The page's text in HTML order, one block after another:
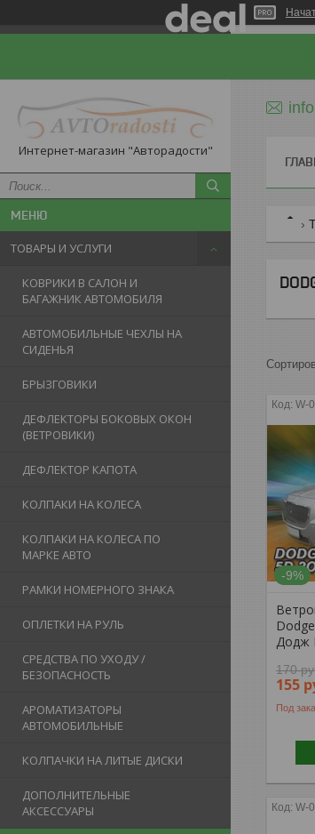
Интернет-магазин "Авторадости"
ТОВАРЫ И УСЛУГИ
КОВРИКИ В САЛОН И
БАГАЖНИК АВТОМОБИЛЯ
АВТОМОБИЛЬНЫЕ ЧЕХЛЫ НА
СИДЕНЬЯ
БРЫЗГОВИКИ
ДЕФЛЕКТОРЫ БОКОВЫХ ОКОН
(ВЕТРОВИКИ)
ДЕФЛЕКТОР КАПОТА
КОЛПАКИ НА КОЛЕСА
КОЛПАКИ НА КОЛЕСА ПО
МАРКЕ АВТО
РАМКИ НОМЕРНОГО ЗНАКА
ОПЛЕТКИ НА РУЛЬ
СРЕДСТВА ПО УХОДУ /
БЕЗОПАСНОСТЬ
АРОМАТИЗАТОРЫ
АВТОМОБИЛЬНЫЕ
КОЛПАЧКИ НА ЛИТЫЕ ДИСКИ
ДОПОЛНИТЕЛЬНЫЕ
АКСЕССУАРЫ
W-
-9%
Додж
170
155
Под
W-